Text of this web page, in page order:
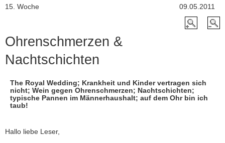
09.05.2011
15. Woche
Ohrenschmerzen &
Nachtschichten
The Royal Wedding; Krankheit und Kinder vertragen sich
nicht; Wein gegen Ohrenschmerzen; Nachtschichten;
typische Pannen im Männerhaushalt; auf dem Ohr bin ich
taub!
Hallo liebe Leser,